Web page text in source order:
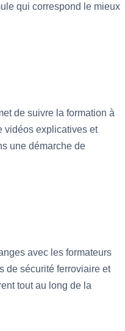
qui correspond le mieux
de suivre la formation à
vidéos explicatives et
une démarche de
avec les formateurs
de sécurité ferroviaire et
tout au long de la